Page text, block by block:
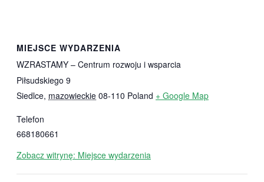
MIEJSCE WYDARZENIA
WZRASTAMY – Centrum rozwoju i wsparcia
Piłsudskiego 9
Siedlce, mazowieckie 08-110 Poland + Google Map
Telefon
668180661
Zobacz witrynę: Miejsce wydarzenia